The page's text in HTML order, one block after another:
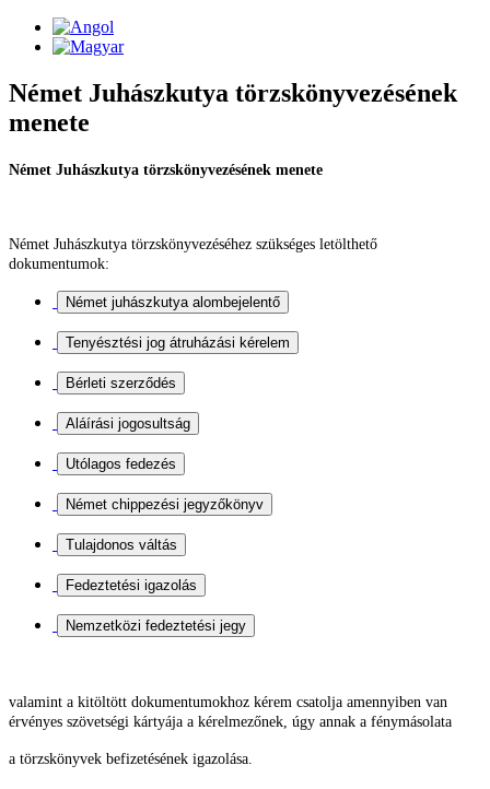
Német Juhászkutya törzskönyvezésének
menete
Német Juhászkutya törzskönyvezésének menete
Német Juhászkutya törzskönyvezéséhez szükséges letölthető
dokumentumok:
valamint a kitöltött dokumentumokhoz kérem csatolja amennyiben van
érvényes szövetségi kártyája a kérelmezőnek, úgy annak a fénymásolata
a törzskönyvek befizetésének igazolása.